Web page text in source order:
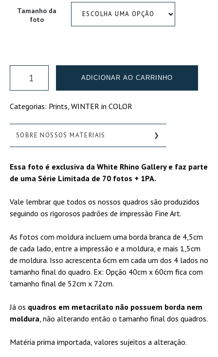
Tamanho da
foto
GLASSY
NORWAY
ADICIONAR AO CARRINHO
Categorias: Prints, WINTER in COLOR
SOBRE NOSSOS MATERIAIS
Nossas quadros cumprem
com as mais altas
art, como por exemplo a
utilização de tintas a base
base de foam acid free,
dentre outras. Ideal para a
reprodução de fotografias e
atendendo os rígidos
critérios exigidos por
colecionadores. Os quadros
são entregues com moldura
pendurar (exceto na opção
Essa foto é exclusiva da White Rhino Gallery e faz parte
de uma Série Limitada de 70 fotos + 1PA.
Vale lembrar que todos os nossos quadros são produzidos
seguindo os rigorosos padrões de impressão Fine Art.
As fotos com moldura incluem uma borda branca de 4,5cm
de cada lado, entre a impressão e a moldura, e mais 1,5cm
de moldura. Isso acrescenta 6cm em cada um dos 4 lados no
tamanho final do quadro. Ex: Opção 40cm x 60cm fica com
tamanho final de 52cm x 72cm.
Já os quadros em metacrilato não possuem borda nem
moldura, não alterando então o tamanho final dos quadros.
Matéria prima importada, valores sujeitos a alteração.